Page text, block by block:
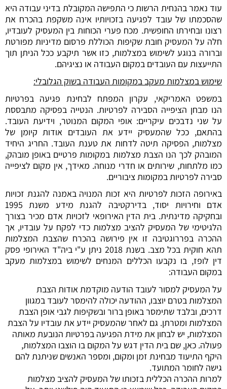
עוד נאמר בהנחית הרשות כי התפישה המקובלת בדיני עבודה היא
שהסכמתו של עובד לפגיעה בזכויותיו אינה משקפת בהכרח את
רצונו ובחירתו החופשית. מכח פערי הכוחות בין המעסיק לעובדיו,
חלה על המעסיק חובת שקיפות הכוללת פרסום מדיניות מפורטת
וברורה בנוגע לשימוש במצלמות, כזו אשר תיקבע ככל הניתן תוך
התייעצות עם העובדים במקום העבודה או נציגיהם.
שימוש במצלמות מעקב במקומות העבודה בשוק הגלובלי:
במשפט האמריקאי, עקרון המפתח לבחינת פגיעה בפרטיות
הנו מבחן הציפייה הסבירה לפרטיות. הנטייה בפסיקה מתבססת
על שני נדבכים עיקריים: אופי המקום המנוטר, וידיעת העובד.
בהתאם, ככל שהמעסיק יידע את העובדים אודות קיומן של
מצלמות, הפסיקה תיטה לדחות את טענת העובד. החריג היחיד
המובהק לכך הנו הצבת מצלמות במקומות פרטיים באופן מובהק,
כמו מלתחות, שירותים או חדרי מנוחה. מאידך, אין מקום לציפייה
סבירה לפרטיות במקומות ציבוריים.
באירופה הזכות לפרטיות היא זכות המנויה באמנה להגנת זכויות
אדם וחירויות יסוד, בדירקטיבה להגנת מידע משנת 1995
ובחקיקה מדינתית. בית הדין האירופאי לזכויות אדם מכיר בצורך
הלגיטימי של המעסיק להציב מצלמות כדי לפקח על עובדיו, אך
ההכרה בפררוגטיבה זו אין פירושה בהכרח שהצבת המצלמות
תהא חוקית בכל מצב. בשנת 2018 ניתן ע"י ביה"ד האירופי פסק
דין לופז, בו נקבעו הכללים המנחים לשימוש במצלמות מעקב
במקום העבודה:
על המעסיק למסור לעובד הודעה מוקדמת אודות הצבת
המצלמות בטרם יוצבו, ההודעה יכולה להימסר לעובד במגוון
דרכים, ובלבד שתימסר באופן ברור ובשקיפות לגבי אופן הצבת
המצלמות ומטרתן. גם לאחר שהמעסיק יידע את עובדיו על הצבת
המצלמות, יש לבחון את מידת הפגיעה בפרטיות הנובעת מאותה
פעולה. כאן, שם בית הדין דגש על המקום בו הוצבו המצלמות,
היקף התיעוד מבחינת זמן ומקום, ומספר האנשים שניתנת להם
גישה לחומר המתועד.
למרות ההכרה הכללית בזכותו של המעסיק להציב מצלמות